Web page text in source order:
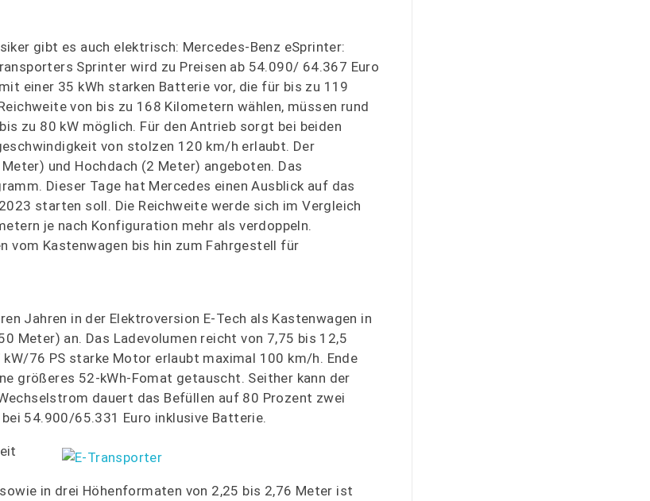
gibt es auch elektrisch: Mercedes-Benz eSprinter:
Sprinter wird zu Preisen ab 54.090/ 64.367 Euro
einer 35 kWh starken Batterie vor, die für bis zu 119
von bis zu 168 Kilometern wählen, müssen rund
zu 80 kW möglich. Für den Antrieb sorgt bei beiden
von stolzen 120 km/h erlaubt. Der
und Hochdach (2 Meter) angeboten. Das
Dieser Tage hat Mercedes einen Ausblick auf das
starten soll. Die Reichweite werde sich im Vergleich
je nach Konfiguration mehr als verdoppeln.
vom Kastenwagen bis hin zum Fahrgestell für
Jahren in der Elektroversion E-Tech als Kastenwagen in
Meter) an. Das Ladevolumen reicht von 7,75 bis 12,5
76 PS starke Motor erlaubt maximal 100 km/h. Ende
größeres 52-kWh-Fomat getauscht. Seither kann der
dauert das Befüllen auf 80 Prozent zwei
54.900/65.331 Euro inklusive Batterie.
in drei Höhenformaten von 2,25 bis 2,76 Meter ist